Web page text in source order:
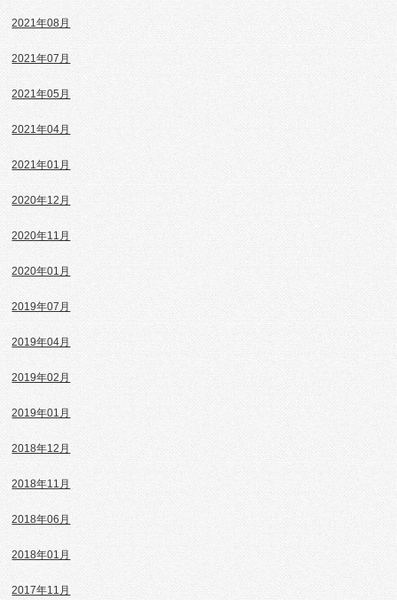
2021年08月
2021年07月
2021年05月
2021年04月
2021年01月
2020年12月
2020年11月
2020年01月
2019年07月
2019年04月
2019年02月
2019年01月
2018年12月
2018年11月
2018年06月
2018年01月
2017年11月